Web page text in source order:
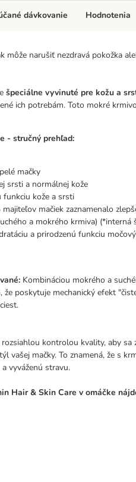
môže narušiť nezdravá pokožka
špeciálne vyvinuté pre kožu a
ich potrebám. Toto mokré
- stručný prehľad:
mačky
srsti a normálnej kože
kože a srsti
mačiek zaznamenalo
a mokrého krmiva) (*interná
a prirodzenú funkciu
Kombináciou mokrého a
poskytuje mechanický efekt
kontrolou kvality, aby
vašej mačky. To znamená, že s
vyváženú stravu.
Hair & Skin Care v omáčke
dávkovanie Hodnotenia